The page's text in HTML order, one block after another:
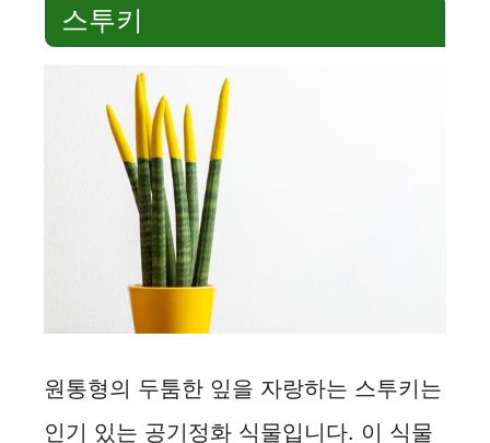
스투키
원통형의 두툼한 잎을 자랑하는 스투키는
인기 있는 공기정화 식물입니다. 이 식물